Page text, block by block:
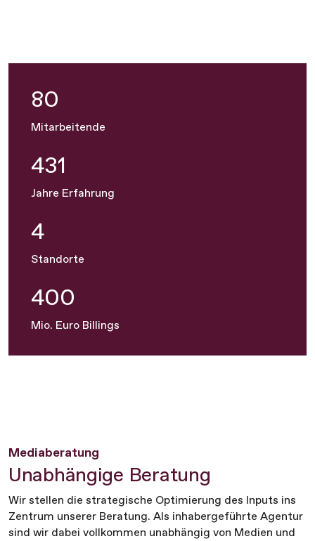
80
Mitarbeitende
431
Jahre Erfahrung
4
Standorte
400
Mio. Euro Billings
Mediaberatung
Unabhängige Beratung
Wir stellen die strategische Optimierung des Inputs ins
Zentrum unserer Beratung. Als inhabergeführte Agentur
sind wir dabei vollkommen unabhängig von Medien und